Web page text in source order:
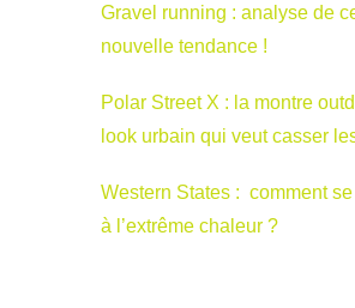
Gravel running : analyse de
nouvelle tendance !
Polar Street X : la montre
look urbain qui veut casser
Western States : comment
à l’extrême chaleur ?